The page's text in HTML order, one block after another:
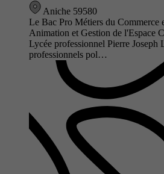
Aniche 59580
Le Bac Pro Métiers du Commerce
Animation et Gestion de l'Espace
Lycée professionnel Pierre Joseph
professionnels pol…